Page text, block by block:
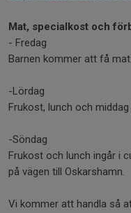
Mat, specialkost och
- Fredag
Barnen kommer att få
-Lördag
Frukost, lunch och
-Söndag
Frukost och lunch ingår i
på vägen till Oskarshamn.
Vi kommer att handla så